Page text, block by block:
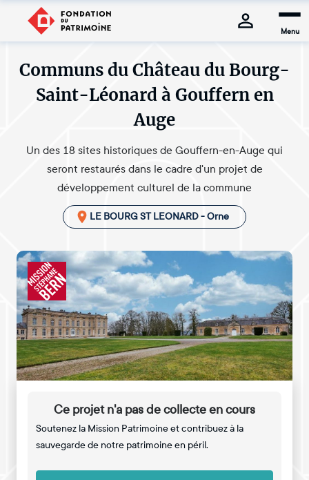
Menu
Communs du Château du Bourg-
Saint-Léonard à Gouffern en
Auge
Un des 18 sites historiques de Gouffern-en-Auge qui
seront restaurés dans le cadre d'un projet de
développement culturel de la commune
LE BOURG ST LEONARD - Orne
Ce projet n'a pas de collecte en cours
Soutenez la Mission Patrimoine et contribuez à la
sauvegarde de notre patrimoine en péril.